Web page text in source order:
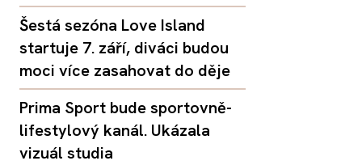
Šestá sezóna Love Island
startuje 7. září, diváci budou
moci více zasahovat do děje
Prima Sport bude sportovně-
lifestylový kanál. Ukázala
vizuál studia